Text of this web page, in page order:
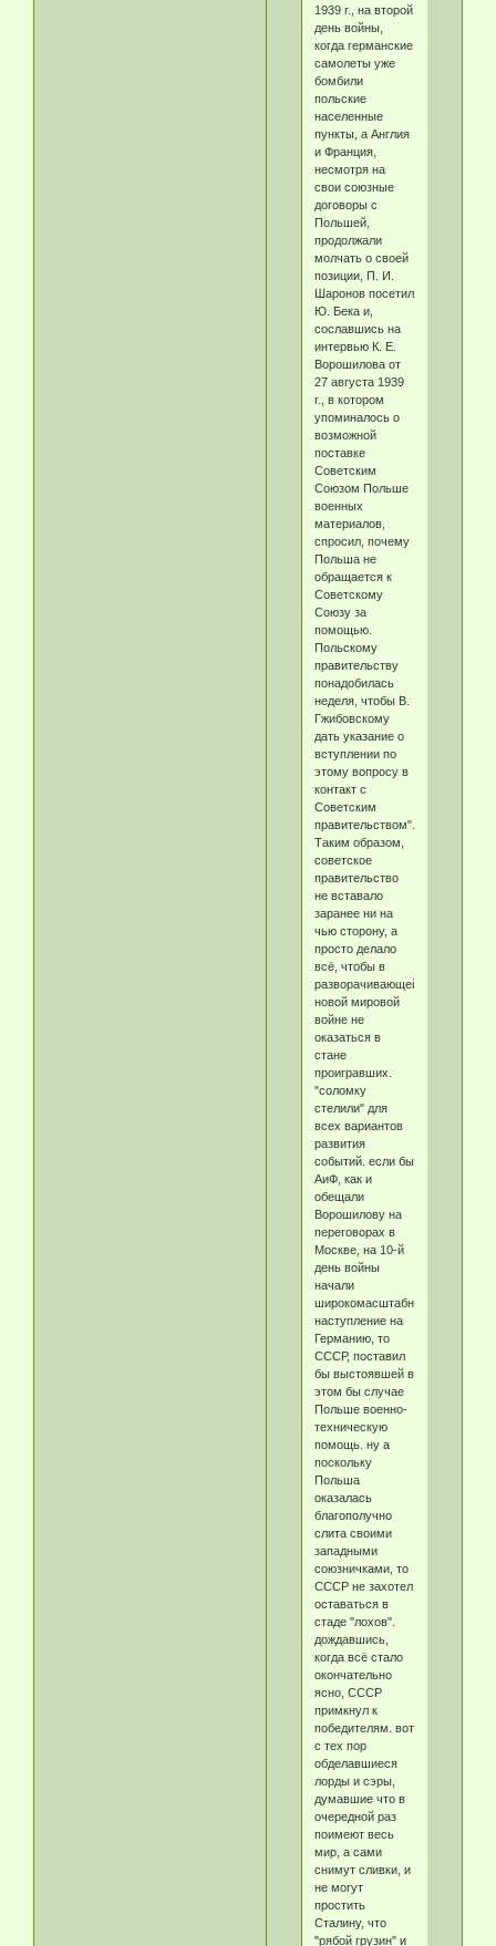
1939 г., на второй
день войны,
когда германские
самолеты уже
бомбили
польские
населенные
пункты, а Англия
и Франция,
несмотря на
свои союзные
договоры с
Польшей,
продолжали
молчать о своей
позиции, П. И.
Шаронов посетил
Ю. Бека и,
сославшись на
интервью К. Е.
Ворошилова от
27 августа 1939
г., в котором
упоминалось о
возможной
поставке
Советским
Союзом Польше
военных
материалов,
спросил, почему
Польша не
обращается к
Советскому
Союзу за
помощью.
Польскому
правительству
понадобилась
неделя, чтобы В.
Гжибовскому
дать указание о
вступлении по
этому вопросу в
контакт с
Советским
правительством".
Таким образом,
советское
правительство
не вставало
заранее ни на
чью сторону, а
просто делало
всё, чтобы в
разворачивающейся
новой мировой
войне не
оказаться в
стане
проигравших.
"соломку
стелили" для
всех вариантов
развития
событий. если бы
АиФ, как и
обещали
Ворошилову на
переговорах в
Москве, на 10-й
день войны
начали
широкомасштабное
наступление на
Германию, то
СССР, поставил
бы выстоявшей в
этом бы случае
Польше военно-
техническую
помощь. ну а
поскольку
Польша
оказалась
благополучно
слита своими
западными
союзничками, то
СССР не захотел
оставаться в
стаде "лохов".
дождавшись,
когда всё стало
окончательно
ясно, СССР
примкнул к
победителям. вот
с тех пор
обделавшиеся
лорды и сэры,
думавшие что в
очередной раз
поимеют весь
мир, а сами
снимут сливки, и
не могут
простить
Сталину, что
"рябой грузин" и